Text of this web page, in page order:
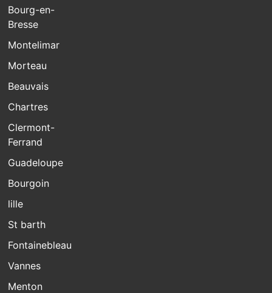
Bourg-en-
Bresse
Montelimar
Morteau
Beauvais
Chartres
Clermont-
Ferrand
Guadeloupe
Bourgoin
lille
St barth
Fontainebleau
Vannes
Menton